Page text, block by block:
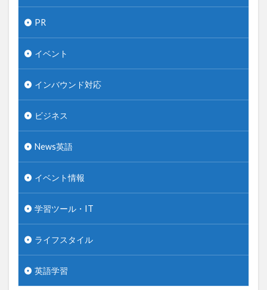
PR
イベント
インバウンド対応
ビジネス
News英語
イベント情報
学習ツール・IT
ライフスタイル
英語学習